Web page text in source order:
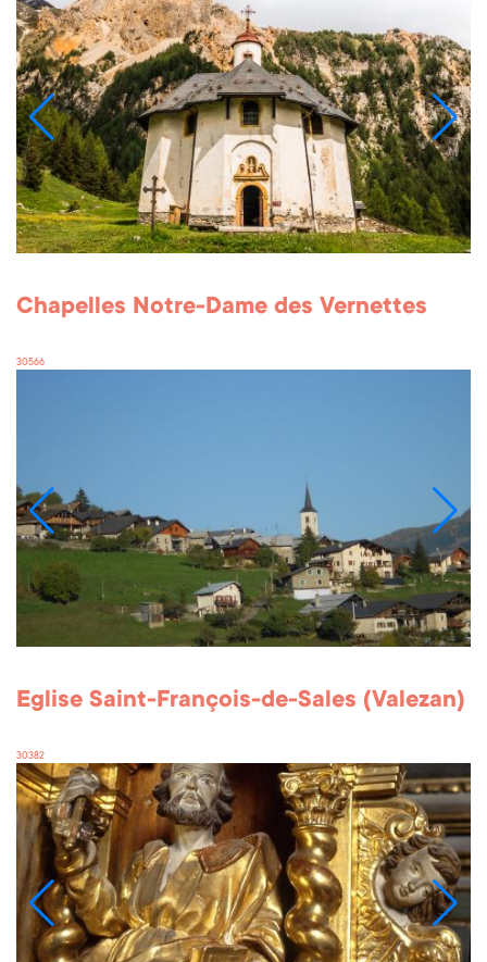
Chapelles Notre-Dame des Vernettes
30566
Eglise Saint-François-de-Sales (Valezan)
30382